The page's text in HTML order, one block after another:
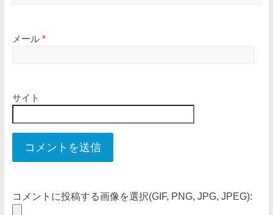
メール *
サイト
コメントに投稿する画像を選択(GIF, PNG, JPG, JPEG):